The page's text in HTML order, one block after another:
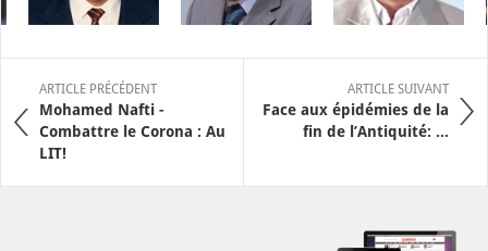
ARTICLE PRÉCÉDENT
Mohamed Nafti -
Combattre le Corona : Au
LIT!
ARTICLE SUIVANT
Face aux épidémies de la
fin de l’Antiquité: ...